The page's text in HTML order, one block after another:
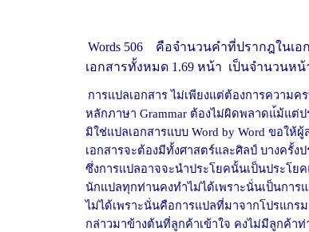
Words 506 คือจำนวนคำที่ปรากฎในเ
เอกสารทั้งหมด 1.69 หน้า เป็นจำนวนห
การแปลเอกสาร ไม่เพียงแต่ต้องการความ
หลักภาษา Grammar ต้องไม่ผิดพลาดแ้ม้แต่
มิใช่แปลเอกสารแบบ Word by Word ขอให้
เอกสารจะต้องมีทั้งศาสตร์และศิลป์ บางครั้
ซึ่งการแปลอาจจะนำประโยคนั้นเป็นประโย
นักแปลทุกท่านคงทำไม่ได้เพราะนั่นเป็นการ
ไม่ได้เพราะนั่นคือการแปลที่มาจากโปรแกร
กล่าวมาข้างต้นที่ลูกค้าเข้าใจ คงไม่มีลูกค้า